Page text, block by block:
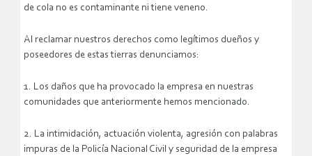
de cola no es contaminante ni tiene veneno.
Al reclamar nuestros derechos como legítimos dueños y
poseedores de estas tierras denunciamos:
1. Los daños que ha provocado la empresa en nuestras
comunidades que anteriormente hemos mencionado.
2. La intimidación, actuación violenta, agresión con palabras
impuras de la Policía Nacional Civil y seguridad de la empresa